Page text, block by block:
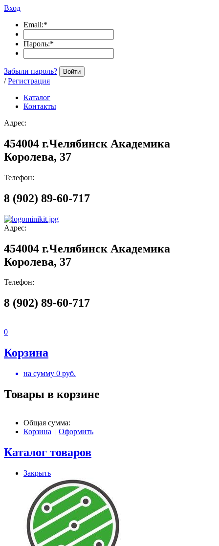
Вход
Email:*
Пароль:*
Забыли пароль? Войти
/ Регистрация
Каталог
Контакты
Адрес:
454004 г.Челябинск Академика
Королева, 37
Телефон:
8 (902) 89-60-717
Адрес:
454004 г.Челябинск Академика
Королева, 37
Телефон:
8 (902) 89-60-717
0
Корзина
на сумму 0 руб.
Товары в корзине
Общая сумма:
Корзина | Оформить
Каталог товаров
Закрыть